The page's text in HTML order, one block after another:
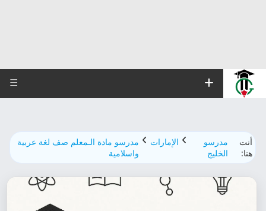
☰
أنت
هنا:
مدرسو
الخليج
الإمارات
مدرسو مادة الـمعلم صف لغة عربية
واسلامية